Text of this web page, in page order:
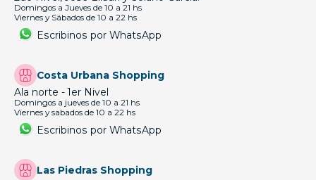
Domingos a Jueves de 10 a 21 hs
Viernes y Sábados de 10 a 22 hs
Escribinos por WhatsApp
Costa Urbana Shopping
Ala norte - 1er Nivel
Domingos a jueves de 10 a 21 hs
Viernes y sabados de 10 a 22 hs
Escribinos por WhatsApp
Las Piedras Shopping